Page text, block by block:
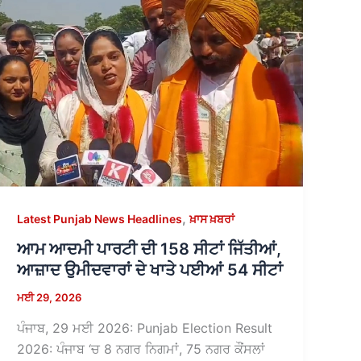
Latest Punjab News Headlines,ਖ਼ਾਸ ਖ਼ਬਰਾਂ
ਆਮ ਆਦਮੀ ਪਾਰਟੀ ਦੀ 158 ਸੀਟਾਂ ਜਿੱਤੀਆਂ,
ਆਜ਼ਾਦ ਉਮੀਦਵਾਰਾਂ ਦੇ ਖਾਤੇ ਪਈਆਂ 54 ਸੀਟਾਂ
ਮਈ 29, 2026
ਪੰਜਾਬ, 29 ਮਈ 2026: Punjab Election Result
2026: ਪੰਜਾਬ ‘ਚ 8 ਨਗਰ ਨਿਗਮਾਂ, 75 ਨਗਰ ਕੌਂਸਲਾਂ